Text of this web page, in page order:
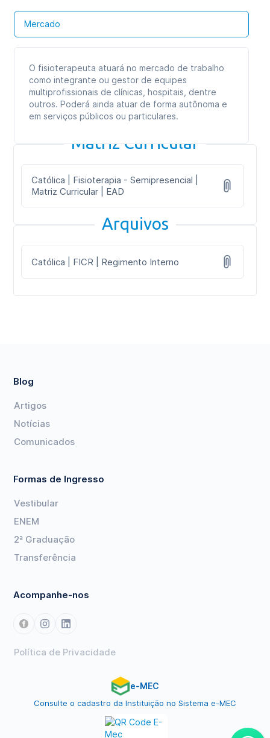
Mercado
O fisioterapeuta atuará no mercado de trabalho
como integrante ou gestor de equipes
multiprofissionais de clínicas, hospitais, dentre
outros. Poderá ainda atuar de forma autônoma e
em serviços públicos ou particulares.
Matriz Curricular
Católica | Fisioterapia - Semipresencial |
Matriz Curricular | EAD
Arquivos
Católica | FICR | Regimento Interno
Blog
Artigos
Notícias
Comunicados
Formas de Ingresso
Vestibular
ENEM
2ª Graduação
Transferência
Acompanhe-nos
Política de Privacidade
e-MEC
Consulte o cadastro da Instituição no Sistema e-MEC